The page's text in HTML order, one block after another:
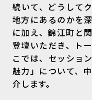
続いて、どうして
地方にあるのかを
に加え、錦江町と
登壇いただき、ト
こでは、セッショ
魅力」について、
介します。